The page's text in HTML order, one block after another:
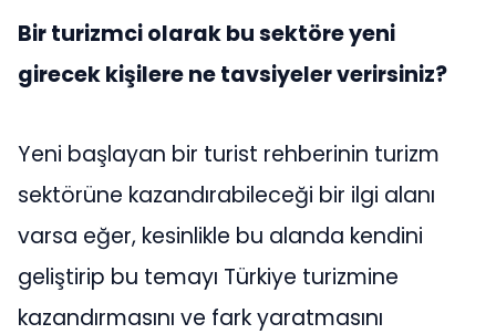
Bir turizmci olarak bu sektöre yeni
girecek kişilere ne tavsiyeler verirsiniz?
Yeni başlayan bir turist rehberinin turizm
sektörüne kazandırabileceği bir ilgi alanı
varsa eğer, kesinlikle bu alanda kendini
geliştirip bu temayı Türkiye turizmine
kazandırmasını ve fark yaratmasını